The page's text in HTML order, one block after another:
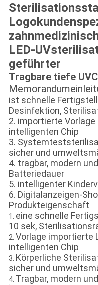
LED-
geführter
Tragbare tiefe
ist schnelle
Desinfektion,
2. importierte Vorlage
intelligenten Chip
3.
sicher und
4. tragbar, modern
Batteriedauer
5. intelligenter
6. Digitalanzeigen-
Produkteigenschaft
1. eine schnelle
10 sek,
2. Vorlage importierte
intelligenten Chip
3. Körperliche
sicher und
4. Tragbar, modern